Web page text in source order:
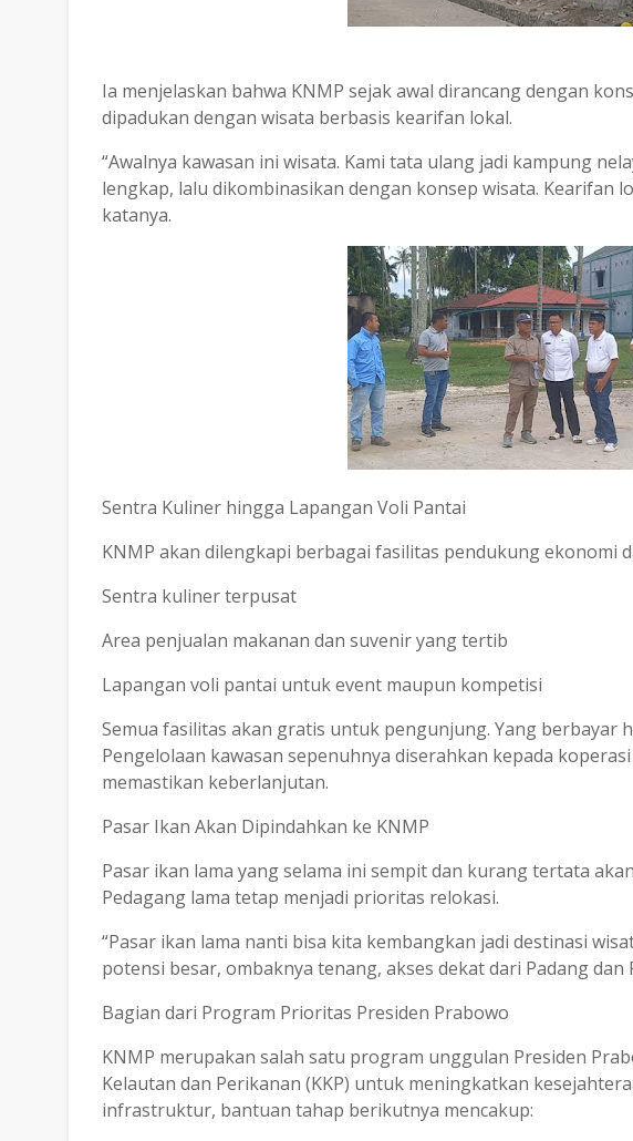
Ia menjelaskan bahwa KNMP sejak awal dirancang dengan
dipadukan dengan wisata berbasis kearifan lokal.
“Awalnya kawasan ini wisata. Kami tata ulang jadi kampung
lengkap, lalu dikombinasikan dengan konsep wisata. Kearifan
katanya.
Sentra Kuliner hingga Lapangan Voli Pantai
KNMP akan dilengkapi berbagai fasilitas pendukung ekonomi
Sentra kuliner terpusat
Area penjualan makanan dan suvenir yang tertib
Lapangan voli pantai untuk event maupun kompetisi
Semua fasilitas akan gratis untuk pengunjung. Yang berbayar
Pengelolaan kawasan sepenuhnya diserahkan kepada
memastikan keberlanjutan.
Pasar Ikan Akan Dipindahkan ke KNMP
Pasar ikan lama yang selama ini sempit dan kurang tertata
Pedagang lama tetap menjadi prioritas relokasi.
“Pasar ikan lama nanti bisa kita kembangkan jadi destinasi
potensi besar, ombaknya tenang, akses dekat dari Padang dan
Bagian dari Program Prioritas Presiden Prabowo
KNMP merupakan salah satu program unggulan Presiden
Kelautan dan Perikanan (KKP) untuk meningkatkan
infrastruktur, bantuan tahap berikutnya mencakup: